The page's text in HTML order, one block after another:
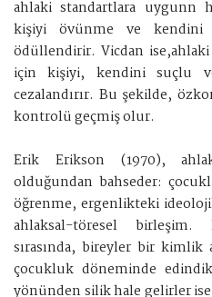
ahlaki standartlara uygunn
kişiyi övünme ve
ödüllendirir. Vicdan ise,ahlaki
için kişiyi, kendini suçlu
cezalandırır. Bu şekilde,
kontrolü geçmiş olur.
Erik Erikson (1970),
olduğundan bahseder:
öğrenme, ergenlikteki
ahlaksal-töresel
sırasında, bireyler bir kimlik
çocukluk döneminde
yönünden silik hale gelirler